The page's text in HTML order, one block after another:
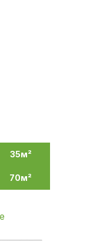
35м²
70м²